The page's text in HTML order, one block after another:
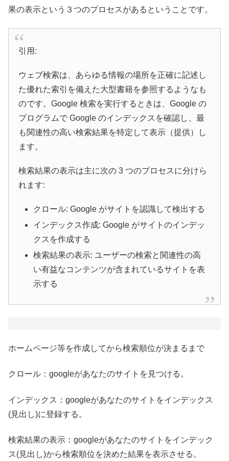
果の表示という３つのプロセスがあるということです。
引用:
ウェブ検索は、あらゆる情報の場所を正確に記述し
た優れた索引を備えた大型書籍を参照するようなも
のです。Google 検索を実行するときは、Google の
プログラムで Google のインデックスを確認し、最
も関連性の高い検索結果を特定して表示（提供）し
ます。
検索結果の表示は主に次の 3 つのプロセスに分けら
れます:
クロール: Google がサイトを認識して検出する
インデックス作成: Google がサイトのインデッ
クスを作成する
検索結果の表示: ユーザーの検索と関連性の高
い有益なコンテンツが含まれているサイトを表
示する
ホームページ等を作成してから検索順位が決まるまで
クロール：googleがあなたのサイトを見つける。
インデックス：googleがあなたのサイトをインデックス
(見出し)に登録する。
検索結果の表示：googleがあなたのサイトをインデック
ス(見出し)から検索順位を決めた結果を表示させる。